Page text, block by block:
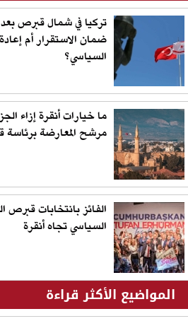
تركيا في شمال قبرص بعد
ضمان الاستقرار أم
السياسي؟
ما خيارات أنقرة إزاء
مرشح المعارضة برئاسة
الفائز بانتخابات قبرص
السياسي تجاه أنقرة
المواضيع الأكثر قراءة